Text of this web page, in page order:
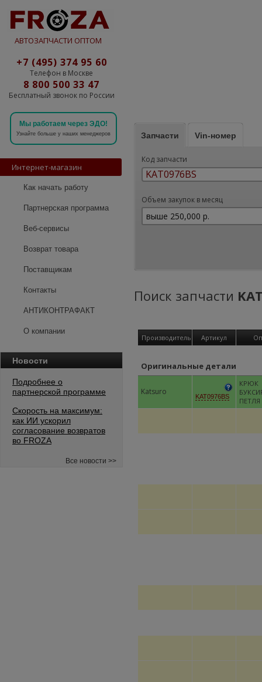
АВТОЗАПЧАСТИ ОПТОМ
+7 (495) 374 95 60
Телефон в Москве
8 800 500 33 47
Бесплатный звонок по России
Мы работаем через ЭДО!
Узнайте больше у наших менеджеров
Интернет-магазин
Как начать работу
Партнерская программа
Веб-сервисы
Возврат товара
Поставщикам
Контакты
АНТИКОНТРАФАКТ
О компании
Новости
Подробнее о
партнерской программе
Скорость на максимум:
как ИИ ускорил
согласование возвратов
во FROZA
Все новости >>
Запчасти Vin-номер
Код запчасти
Объем закупок в месяц
Поиск запчасти
Производитель Артикул
Оригинальные детали
Katsuro KAT0976BS
КРЮК
ПЕТЛЯ